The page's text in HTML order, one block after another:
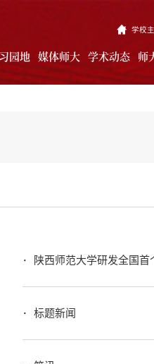
学校
园地 媒体师大 学术动态 师
陕西师范大学研发全国首
标题新闻